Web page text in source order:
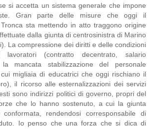
si accetta un sistema generale che impone
Gran parte delle misure che oggi il
sta mettendo in atto traggono origine
dalla giunta di centrosinistra di Marino
La compressione dei diritti e delle condizioni
lavoratori (contratto decentrato, salario
la mancata stabilizzazione del personale
migliaia di educatrici che oggi rischiano il
il ricorso alle esternalizzazioni dei servizi
sono indirizzi politici di governo, propri del
che lo hanno sostenuto, a cui la giunta
rendendosi corresponsabile di
Io penso che una forza che si dica di